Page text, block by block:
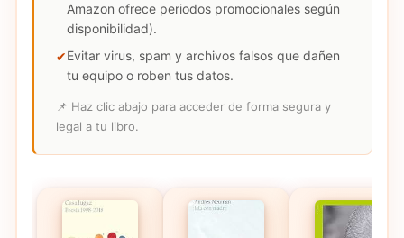
Amazon ofrece periodos promocionales según
disponibilidad).
Evitar virus, spam y archivos falsos que dañen
tu equipo o roben tus datos.
📌 Haz clic abajo para acceder de forma segura y
legal a tu libro.